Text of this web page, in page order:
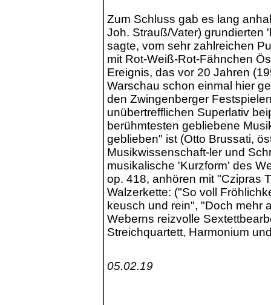
Zum Schluss gab es lang
Joh. Strauß/Vater) grundierten
sagte, vom sehr zahlreichen
mit Rot-Weiß-Rot-Fähnchen
Ereignis, das vor 20 Jahren
Warschau schon einmal hier
den Zwingenberger
unübertrefflichen Superlativ
berühmtesten gebliebene
geblieben" ist (Otto Brussati,
Musikwissenschaft-ler und
musikalische 'Kurzform' des
op. 418, anhören mit "Czipras
Walzerkette: ("So voll
keusch und rein", "Doch mehr
Weberns reizvolle
Streichquartett, Harmonium
05.02.19